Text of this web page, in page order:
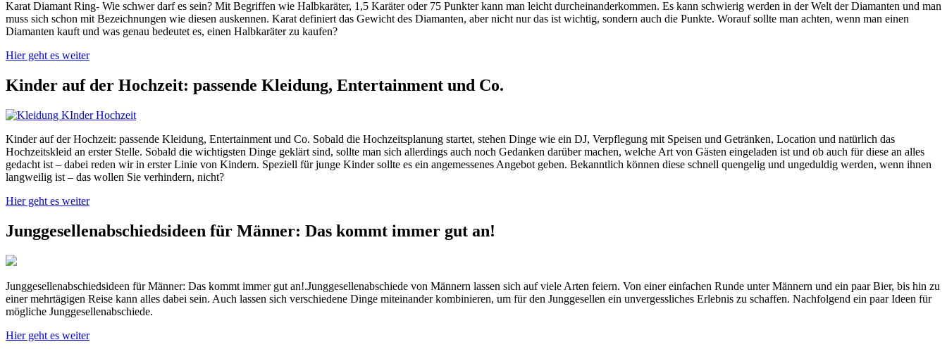
Karat Diamant Ring- Wie schwer darf es sein? Mit Begriffen wie Halbkaräter, 1,5 Karäter oder 75 Punkter kann man leicht durcheinanderkommen. Es kann schwierig werden in der Welt der Diamanten und man
muss sich schon mit Bezeichnungen wie diesen auskennen. Karat definiert das Gewicht des Diamanten, aber nicht nur das ist wichtig, sondern auch die Punkte. Worauf sollte man achten, wenn man einen
Diamanten kauft und was genau bedeutet es, einen Halbkaräter zu kaufen?
Hier geht es weiter
Kinder auf der Hochzeit: passende Kleidung, Entertainment und Co.
Kinder auf der Hochzeit: passende Kleidung, Entertainment und Co. Sobald die Hochzeitsplanung startet, stehen Dinge wie ein DJ, Verpflegung mit Speisen und Getränken, Location und natürlich das
Hochzeitskleid an erster Stelle. Sobald die wichtigsten Dinge geklärt sind, sollte man sich allerdings auch noch Gedanken darüber machen, welche Art von Gästen eingeladen ist und ob auch für diese an alles
gedacht ist – dabei reden wir in erster Linie von Kindern. Speziell für junge Kinder sollte es ein angemessenes Angebot geben. Bekanntlich können diese schnell quengelig und ungeduldig werden, wenn ihnen
langweilig ist – das wollen Sie verhindern, nicht?
Hier geht es weiter
Junggesellenabschiedsideen für Männer: Das kommt immer gut an!
Junggesellenabschiedsideen für Männer: Das kommt immer gut an!.Junggesellenabschiede von Männern lassen sich auf viele Arten feiern. Von einer einfachen Runde unter Männern und ein paar Bier, bis hin zu
einer mehrtägigen Reise kann alles dabei sein. Auch lassen sich verschiedene Dinge miteinander kombinieren, um für den Junggesellen ein unvergessliches Erlebnis zu schaffen. Nachfolgend ein paar Ideen für
mögliche Junggesellenabschiede.
Hier geht es weiter